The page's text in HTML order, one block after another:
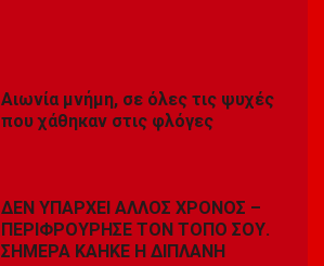
Αιωνία μνήμη, σε όλες τις ψυχές
που χάθηκαν στις φλόγες
ΔΕΝ ΥΠΑΡΧΕΙ ΑΛΛΟΣ ΧΡΟΝΟΣ –
ΠΕΡΙΦΡΟΥΡΗΣΕ ΤΟΝ ΤΟΠΟ ΣΟΥ.
ΣΗΜΕΡΑ ΚΑΗΚΕ Η ΔΙΠΛΑΝΗ